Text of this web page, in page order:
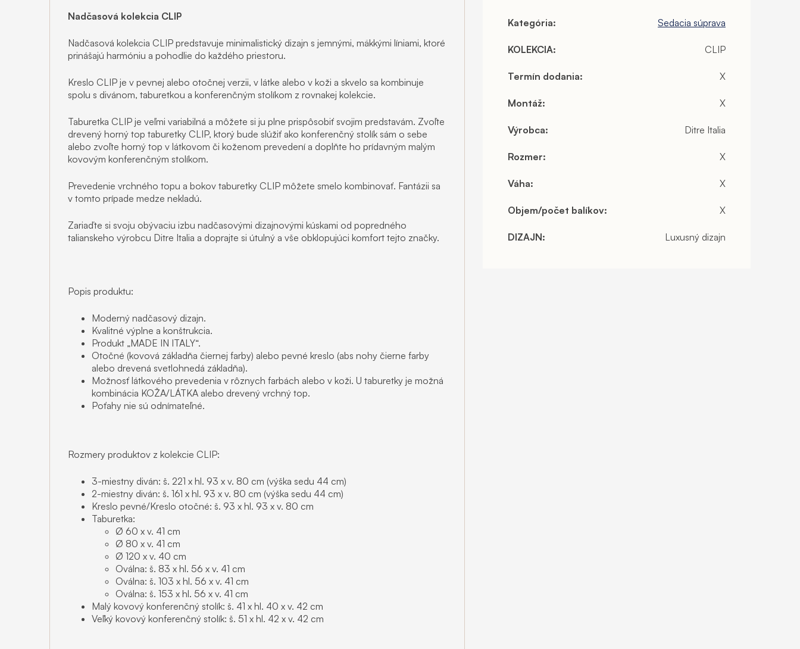
Nadčasová kolekcia CLIP
Nadčasová kolekcia CLIP predstavuje minimalistický dizajn s jemnými, mäkkými líniami, ktoré
prinášajú harmóniu a pohodlie do každého priestoru.
Kreslo CLIP je v pevnej alebo otočnej verzii, v látke alebo v koži a skvelo sa kombinuje
spolu s divánom, taburetkou a konferenčným stolíkom z rovnakej kolekcie.
Taburetka CLIP je veľmi variabilná a môžete si ju plne prispôsobiť svojim predstavám. Zvoľte
drevený horný top taburetky CLIP, ktorý bude slúžiť ako konferenčný stolík sám o sebe
alebo zvoľte horný top v látkovom či koženom prevedení a doplňte ho prídavným malým
kovovým konferenčným stolíkom.
Prevedenie vrchného topu a bokov taburetky CLIP môžete smelo kombinovať. Fantázii sa
v tomto prípade medze nekladú.
Zariaďte si svoju obývaciu izbu nadčasovými dizajnovými kúskami od popredného
talianskeho výrobcu Ditre Italia a doprajte si útulný a vše obklopujúci komfort tejto značky.
Popis produktu:
Moderný nadčasový dizajn.
Kvalitné výplne a konštrukcia.
Produkt „MADE IN ITALY“.
Otočné (kovová základňa čiernej farby) alebo pevné kreslo (abs nohy čierne farby
alebo drevená svetlohnedá základňa).
Možnosť látkového prevedenia v rôznych farbách alebo v koži. U taburetky je možná
kombinácia KOŽA/LÁTKA alebo drevený vrchný top.
Poťahy nie sú odnímateľné.
Rozmery produktov z kolekcie CLIP:
3-miestny diván: š. 221 x hl. 93 x v. 80 cm (výška sedu 44 cm)
2-miestny diván: š. 161 x hl. 93 x v. 80 cm (výška sedu 44 cm)
Kreslo pevné/Kreslo otočné: š. 93 x hl. 93 x v. 80 cm
Taburetka:
Ø 60 x v. 41 cm
Ø 80 x v. 41 cm
Ø 120 x v. 40 cm
Oválna: š. 83 x hl. 56 x v. 41 cm
Oválna: š. 103 x hl. 56 x v. 41 cm
Oválna: š. 153 x hl. 56 x v. 41 cm
Malý kovový konferenčný stolík: š. 41 x hl. 40 x v. 42 cm
Veľký kovový konferenčný stolík: š. 51 x hl. 42 x v. 42 cm
Kategória: Sedacia súprava
KOLEKCIA: CLIP
Termín dodania: X
Montáž: X
Výrobca: Ditre Italia
Rozmer: X
Váha: X
Objem/počet balíkov: X
DIZAJN: Luxusný dizajn